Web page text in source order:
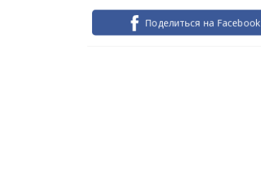
Поделиться на Facebook